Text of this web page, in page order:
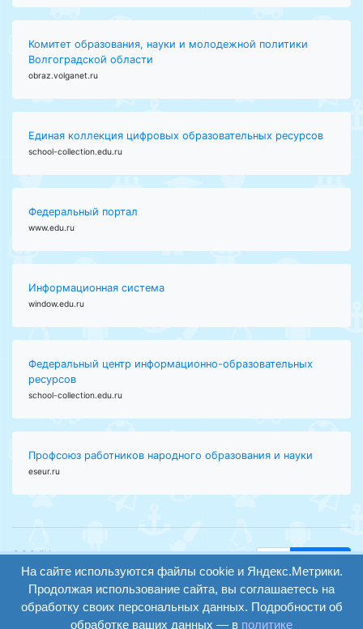
Комитет образования, науки и молодежной политики
Волгоградской области
obraz.volganet.ru
Единая коллекция цифровых образовательных ресурсов
school-collection.edu.ru
Федеральный портал
www.edu.ru
Информационная система
window.edu.ru
Федеральный центр информационно-образовательных
ресурсов
school-collection.edu.ru
Профсоюз работников народного образования и науки
eseur.ru
ООО "Центр
образования и
консалтинга"
Волгоград 2008-
2026
вход
регистрация
Найти
Версия
сайта для
На сайте используются файлы cookie и Яндекс.Метрики.
Продолжая использование сайта, вы соглашаетесь на
обработку своих персональных данных. Подробности об
обработке ваших данных — в политике